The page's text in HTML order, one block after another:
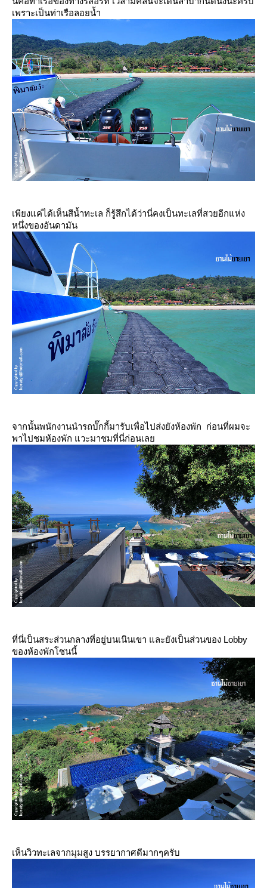
เพราะเป็นท่าเรือลอยน้ำ
เพียงแค่ได้เห็นสีน้ำทะเล ก็รู้สึกได้ว่านี่คงเป็นทะเลที่สวยอีกแห่ง
หนึ่งของอันดามัน
จากนั้นพนักงานนำรถบั๊กกี้มารับเพื่อไปส่งยังห้องพัก ก่อนที่ผมจะ
พาไปชมห้องพัก แวะมาชมที่นี่ก่อนเล
ที่นี่เป็นสระส่วนกลางที่อยู่บนเนินเขา และยังเป็นส่วนของ Lobby
ของห้องพักโซนนี้
เห็นวิวทะเลจากมุมสูง บรรยากาศดีมากๆครับ